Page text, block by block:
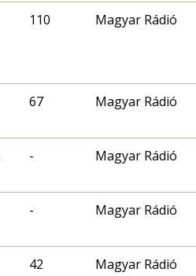
110 Magyar Rádió
67 Magyar Rádió
- Magyar Rádió
- Magyar Rádió
42 Magyar Rádió